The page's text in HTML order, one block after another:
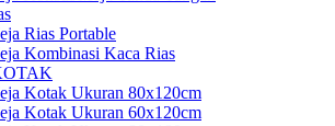
Rias Portable
Kombinasi Kaca Rias
Kotak Ukuran 80x120cm
Kotak Ukuran 60x120cm